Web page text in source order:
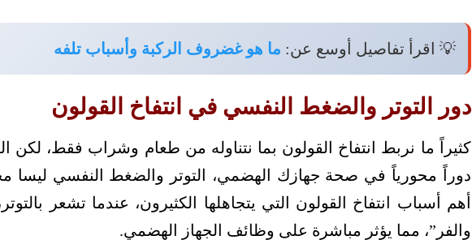
💡 اقرأ تفاصيل أوسع عن: ما هو غضروف الركبة وأسباب تلفه
دور التوتر والضغط النفسي في انتفاخ القولون
كثيراً ما نربط انتفاخ القولون بما نتناوله من طعام وشراب فقط، لكن
دوراً محورياً في صحة جهازك الهضمي، التوتر والضغط النفسي ليسا
أهم أسباب انتفاخ القولون التي يتجاهلها الكثيرون، عندما تشعر
والفر”، مما يؤثر مباشرة على وظائف الجهاز الهضمي.